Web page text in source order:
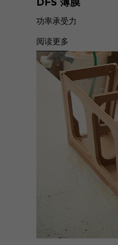
功率承受力
阅读更多